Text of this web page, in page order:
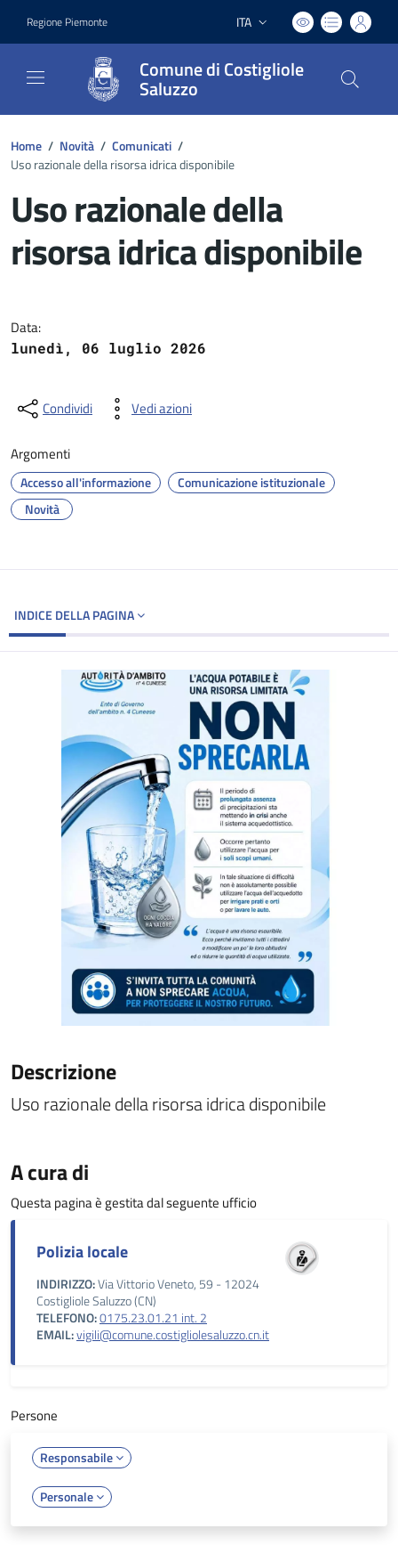
Regione Piemonte Lingua attiva:
ITA
Comune di Costigliole
Saluzzo
Home / Novità / Comunicati /
Uso razionale della risorsa idrica disponibile
Uso razionale della
risorsa idrica disponibile
Data:
lunedì, 06 luglio 2026
Condividi Vedi azioni
Argomenti
Accesso all'informazione
Comunicazione istituzionale
Novità
INDICE DELLA PAGINA
Descrizione
Uso razionale della risorsa idrica disponibile
A cura di
Questa pagina è gestita dal seguente ufficio
Polizia locale
INDIRIZZO:Via Vittorio Veneto, 59 - 12024
Costigliole Saluzzo (CN)
TELEFONO:0175.23.01.21 int. 2
EMAIL:vigili@comune.costigliolesaluzzo.cn.it
Persone
Responsabile
Personale